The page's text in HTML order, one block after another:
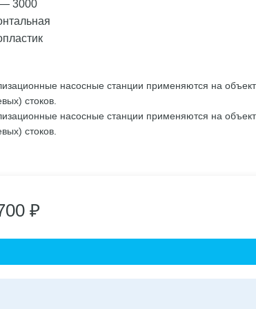
3000
насосные станции применяются на
стоков.
насосные станции применяются на
стоков.
₽